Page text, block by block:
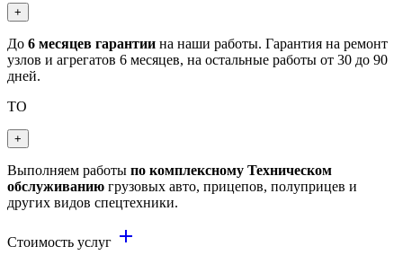
+
До 6 месяцев гарантии на наши работы. Гарантия на ремонт
узлов и агрегатов 6 месяцев, на остальные работы от 30 до 90
дней.
ТО
+
Выполняем работы по комплексному Техническом
обслуживанию грузовых авто, прицепов, полуприцев и
других видов спецтехники.
Стоимость услуг add